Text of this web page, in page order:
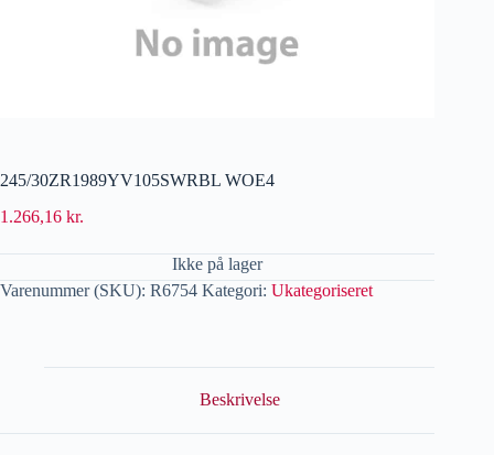
245/30ZR1989YV105SWRBL WOE4
1.266,16 kr.
Ikke på lager
Varenummer (SKU): R6754 Kategori: Ukategoriseret
Beskrivelse